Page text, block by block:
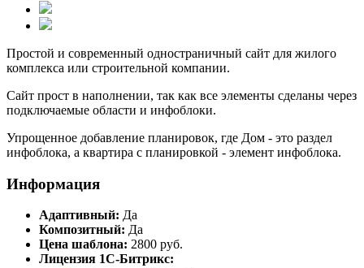
Простой и современный одностраничный сайт для жилого
комплекса или строительной компании.
Сайт прост в наполнении, так как все элементы сделаны через
подключаемые области и инфоблоки.
Упрощенное добавление планировок, где Дом - это раздел
инфоблока, а квартира с планировкой - элемент инфоблока.
Информация
Адаптивный: Да
Композитный: Да
Цена шаблона: 2800 руб.
Лицензия 1С-Битрикс: